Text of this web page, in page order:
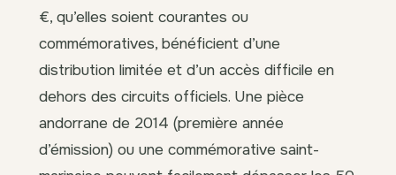
€, qu’elles soient courantes ou
commémoratives, bénéficient d’une
distribution limitée et d’un accès difficile en
dehors des circuits officiels. Une pièce
andorrane de 2014 (première année
d’émission) ou une commémorative saint-